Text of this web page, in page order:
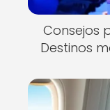
Consejos
Destinos